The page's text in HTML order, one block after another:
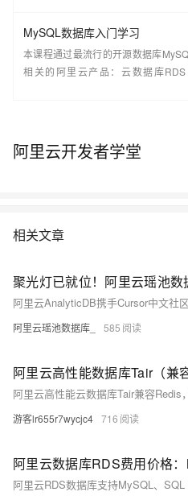
MySQL数据库入门学习
本课程通过最流行的开源数据库
相关的阿里云产品：云数据库RDS
RDS（Relational Database Service
情:&nbsp;https://www.aliyun.com/
阿里云开发者学堂
相关文章
阿里云瑶池数据库_ 585
游客lr655r7wycjc4 716